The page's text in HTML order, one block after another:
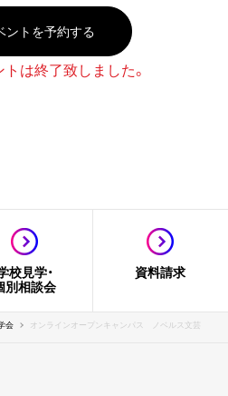
ントを予約する
は終了致しました。
校見学・
別相談会
資料請求
会 オンラインオープンキャンパス ノベルス文芸